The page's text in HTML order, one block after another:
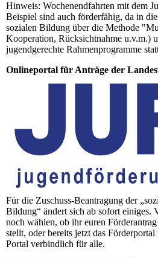
Hinweis: Wochenendfahrten mit dem
Beispiel sind auch förderfähig, da in
sozialen Bildung über die Methode
Kooperation, Rücksichtnahme u.v.m.)
jugendgerechte Rahmenprogramme
Onlineportal für Anträge der
Für die Zuschuss-Beantragung der
Bildung“ ändert sich ab sofort einiges.
noch wählen, ob ihr euren
stellt, oder bereits jetzt das
Portal verbindlich für alle.